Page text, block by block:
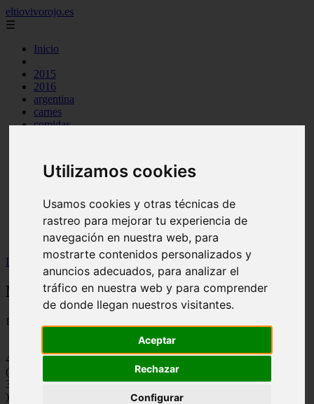
Utilizamos cookies
Usamos cookies y otras técnicas de
rastreo para mejorar tu experiencia de
navegación en nuestra web, para
mostrarte contenidos personalizados y
anuncios adecuados, para analizar el
tráfico en nuestra web y para comprender
de donde llegan nuestros visitantes.
Aceptar
Rechazar
Configurar
eltiovivorojo.es
☰
Inicio
2015
2016
argentina
carnes
comidas
mariscos
otros
producto
reposteria
venezuela
verduras
Inicio
recetas > Mute Santandereano
Mute Santandereano
📅 21/05/2025
4.4
(
36
)